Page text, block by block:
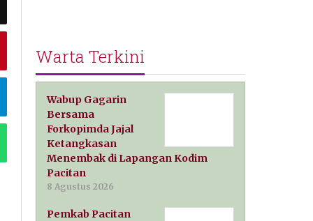
Warta Terkini
Wabup Gagarin
Bersama
Forkopimda Jajal
Ketangkasan
Menembak di Lapangan Kodim
Pacitan
8 Agustus 2026
Pemkab Pacitan